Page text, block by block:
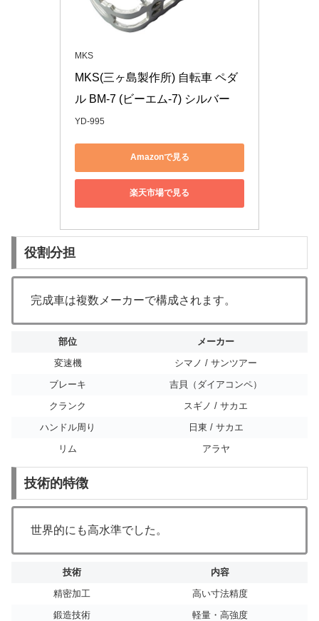
MKS
MKS(三ヶ島製作所) 自転車 ペダ
ル BM-7 (ビーエム-7) シルバー
YD-995
Amazonで見る
楽天市場で見る
役割分担
完成車は複数メーカーで構成されます。
部位
メーカー
変速機
シマノ / サンツアー
ブレーキ
吉貝（ダイアコンペ）
クランク
スギノ / サカエ
ハンドル周り
日東 / サカエ
リム
アラヤ
技術的特徴
世界的にも高水準でした。
技術
内容
精密加工
高い寸法精度
鍛造技術
軽量・高強度